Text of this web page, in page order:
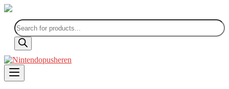
Products
search
Skip
to
content